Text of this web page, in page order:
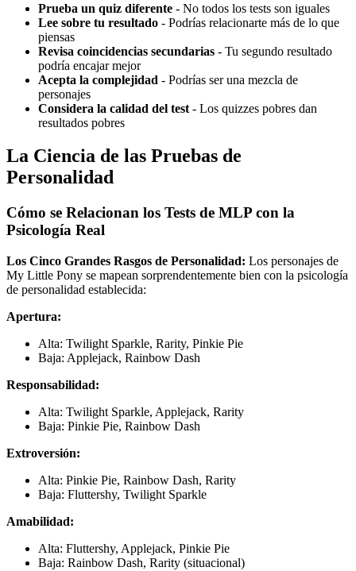
Prueba un quiz diferente - No todos los tests son iguales
Lee sobre tu resultado - Podrías relacionarte más de lo que
piensas
Revisa coincidencias secundarias - Tu segundo resultado
podría encajar mejor
Acepta la complejidad - Podrías ser una mezcla de
personajes
Considera la calidad del test - Los quizzes pobres dan
resultados pobres
La Ciencia de las Pruebas de
Personalidad
Cómo se Relacionan los Tests de MLP con la
Psicología Real
Los Cinco Grandes Rasgos de Personalidad: Los personajes de
My Little Pony se mapean sorprendentemente bien con la psicología
de personalidad establecida:
Apertura:
Alta: Twilight Sparkle, Rarity, Pinkie Pie
Baja: Applejack, Rainbow Dash
Responsabilidad:
Alta: Twilight Sparkle, Applejack, Rarity
Baja: Pinkie Pie, Rainbow Dash
Extroversión:
Alta: Pinkie Pie, Rainbow Dash, Rarity
Baja: Fluttershy, Twilight Sparkle
Amabilidad:
Alta: Fluttershy, Applejack, Pinkie Pie
Baja: Rainbow Dash, Rarity (situacional)